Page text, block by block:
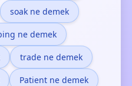
soak ne demek
ne demek
trade ne demek
Patient ne demek